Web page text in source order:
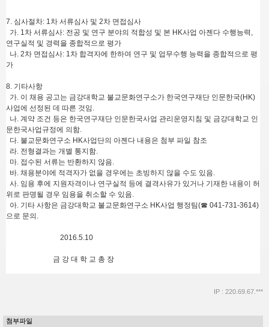
7. 심사절차: 1차 서류심사 및 2차 면접심사
가. 1차 서류심사: 전공 및 연구 분야의 적합성 및 본 HK사업 아젠다 수행능력,
연구실적 및 경력을 종합적으로 평가
나. 2차 면접심사: 1차 합격자에 한하여 연구 및 업무수행 능력을 종합적으로 평
가
8. 기타사항
가. 이 채용 공고는 금강대학교 불교문화연구소가 한국연구재단 인문한국(HK)
사업에 선정된 데 따른 것임.
나. 계약 조건 등은 한국연구재단 인문한국사업 관리운영지침 및 금강대학교 인
문한국사업규정에 의함.
다. 불교문화연구소 HK사업단의 아젠다 내용은 첨부 파일 참조
라. 전형결과는 개별 통지함.
마. 접수된 서류는 반환하지 않음.
바. 채용분야에 적격자가 없을 경우에는 초빙하지 않을 수도 있음.
사. 임용 후에 지원자격이나 연구실적 등에 결격사유가 있거나 기재한 내용이 허
위로 판명될 경우 임용을 취소할 수 있음.
아. 기타 사항은 금강대학교 불교문화연구소 HK사업 행정팀(☎ 041-731-3614)
으로 문의.
2016.5.10
금 강 대 학 교 총 장
IP : 220.69.67.***
첨부파일